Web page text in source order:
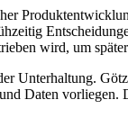
wird, um
Unterhaltung.
Daten